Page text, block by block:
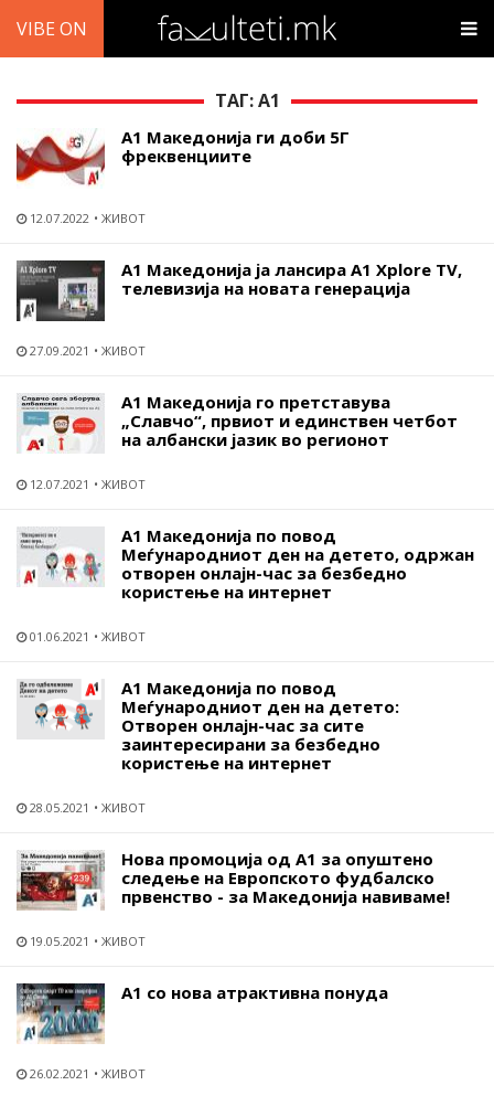
VIBE ON
ТАГ: А1
А1 Македонија ги доби 5Г
фреквенциите
12.07.2022 ЖИВОТ
А1 Македонија ја лансира А1 Xplore ТV,
телевизија на новата генерација
27.09.2021 ЖИВОТ
А1 Македонија го претставува
„Славчо“, првиот и единствен четбот
на албански јазик во регионот
12.07.2021 ЖИВОТ
А1 Македонија по повод
Меѓународниот ден на детето, oдржан
отворен онлајн-час за безбедно
користење на интернет
01.06.2021 ЖИВОТ
А1 Македонија по повод
Меѓународниот ден на детето:
Отворен онлајн-час за сите
заинтересирани за безбедно
користење на интернет
28.05.2021 ЖИВОТ
Нова промоција од А1 за опуштено
следење на Европското фудбалско
првенство - за Македонија навиваме!
19.05.2021 ЖИВОТ
А1 со нова атрактивна понуда
26.02.2021 ЖИВОТ